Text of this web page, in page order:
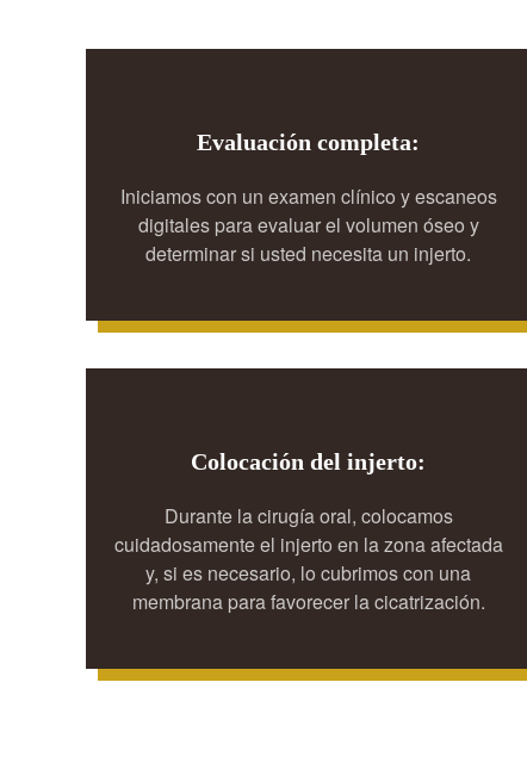
Evaluación completa:
Iniciamos con un examen clínico y escaneos
digitales para evaluar el volumen óseo y
determinar si usted necesita un injerto.
Colocación del injerto:
Durante la cirugía oral, colocamos
cuidadosamente el injerto en la zona afectada
y, si es necesario, lo cubrimos con una
membrana para favorecer la cicatrización.